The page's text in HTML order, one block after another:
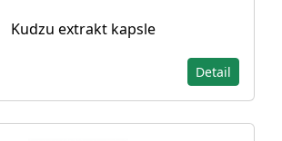
Kudzu extrakt kapsle
Detail